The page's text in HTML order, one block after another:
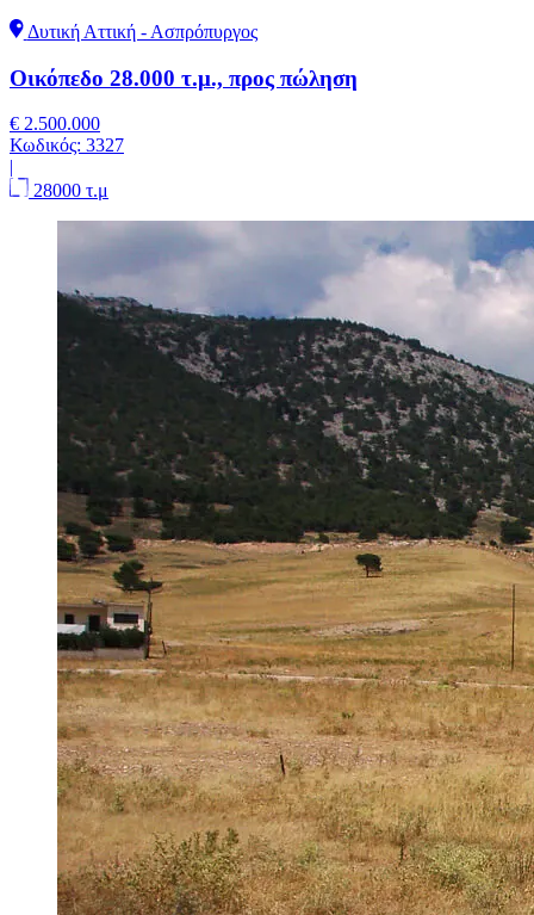
Δυτική Αττική - Ασπρόπυργος
Οικόπεδο 28.000 τ.μ., προς πώληση
€ 2.500.000
Κωδικός: 3327
|
28000 τ.μ